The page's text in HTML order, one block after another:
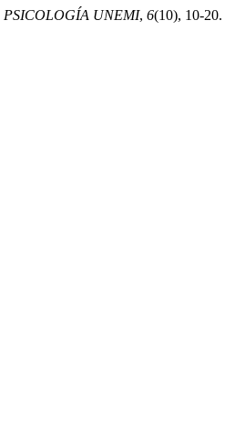
PSICOLOGÍA UNEMI, 6(10), 10-20.